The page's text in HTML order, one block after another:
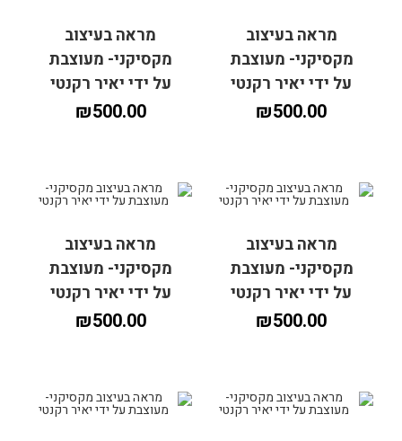
הוספה לסל הוספה לסל
הוספה לסל הוספה לסל
מראה בעיצוב
מקסיקני- מעוצבת
על ידי יאיר רקנטי
₪500.00
מראה בעיצוב
מקסיקני- מעוצבת
על ידי יאיר רקנטי
₪500.00
מראה בעיצוב
מקסיקני- מעוצבת
על ידי יאיר רקנטי
₪500.00
מראה בעיצוב
מקסיקני- מעוצבת
על ידי יאיר רקנטי
₪500.00